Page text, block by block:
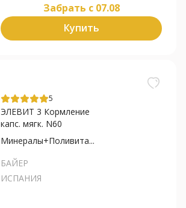
Забрать c 07.08
Купить
5
ЭЛЕВИТ 3 Кормление
капс. мягк. N60
Минералы+Поливита...
БАЙЕР
ИСПАНИЯ